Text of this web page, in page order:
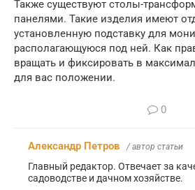
Также существуют столы-
панелями. Такие изделия имеют
установленную подставку для
располагающуюся под ней. Как
вращать и фиксировать в
для вас положении.
0
Александр Петров / автор статьи
Главный редактор. Отвечает за
садоводстве и дачном хозяйстве.